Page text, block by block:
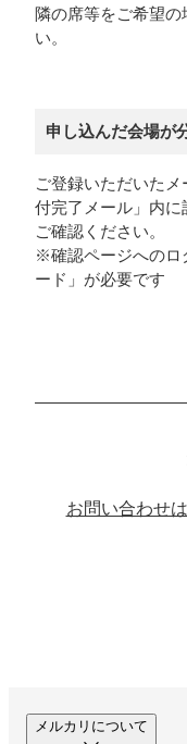
隣の席等をご希望
い。
申し込んだ会場が
ご登録いただいた
付完了メール」内
ご確認ください。
※確認ページへのロ
ード」が必要です
お問い合わせ
メルカリについて